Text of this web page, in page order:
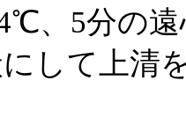
、5分の
して上清